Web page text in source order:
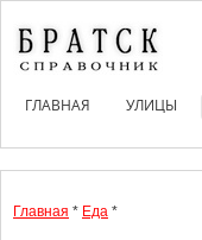
ГЛАВНАЯ УЛИЦЫ
Главная * Еда *